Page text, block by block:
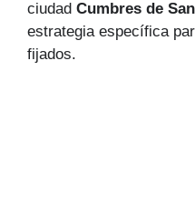
ciudad Cumbres de
estrategia específica
fijados.